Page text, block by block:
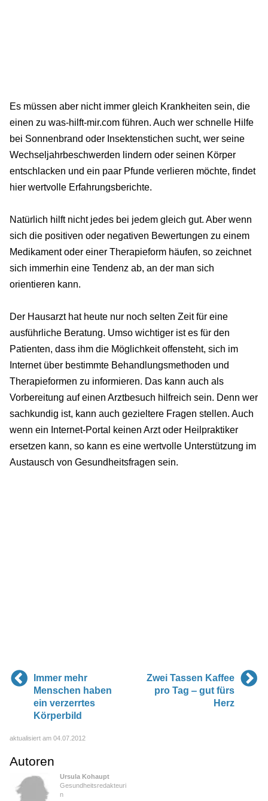
Es müssen aber nicht immer gleich Krankheiten sein, die
einen zu was-hilft-mir.com führen. Auch wer schnelle Hilfe
bei Sonnenbrand oder Insektenstichen sucht, wer seine
Wechseljahrbeschwerden lindern oder seinen Körper
entschlacken und ein paar Pfunde verlieren möchte, findet
hier wertvolle Erfahrungsberichte.
Natürlich hilft nicht jedes bei jedem gleich gut. Aber wenn
sich die positiven oder negativen Bewertungen zu einem
Medikament oder einer Therapieform häufen, so zeichnet
sich immerhin eine Tendenz ab, an der man sich
orientieren kann.
Der Hausarzt hat heute nur noch selten Zeit für eine
ausführliche Beratung. Umso wichtiger ist es für den
Patienten, dass ihm die Möglichkeit offensteht, sich im
Internet über bestimmte Behandlungsmethoden und
Therapieformen zu informieren. Das kann auch als
Vorbereitung auf einen Arztbesuch hilfreich sein. Denn wer
sachkundig ist, kann auch gezieltere Fragen stellen. Auch
wenn ein Internet-Portal keinen Arzt oder Heilpraktiker
ersetzen kann, so kann es eine wertvolle Unterstützung im
Austausch von Gesundheitsfragen sein.
Immer mehr
Menschen haben
ein verzerrtes
Körperbild
Zwei Tassen Kaffee
pro Tag ‒ gut fürs
Herz
aktualisiert am 04.07.2012
Autoren
Ursula Kohaupt
Gesundheitsredakteuri
n